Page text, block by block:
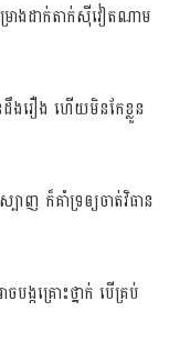
ោងដាក់តាក់ស៉ីវៀតណាម
ងរឿង ហើយមិនកែខ្លួន
ាញ ក៏គាំទ្រឲ្យចាត់វិធាន
ង្កគ្រោះថ្នាក់ បើគ្រប់